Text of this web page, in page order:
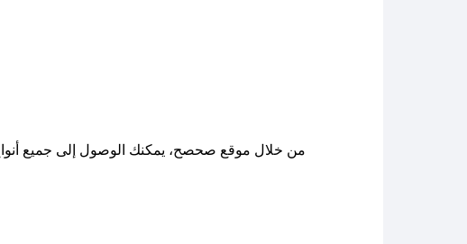
من خلال موقع صحصح، يمكنك الوصول إلى جميع